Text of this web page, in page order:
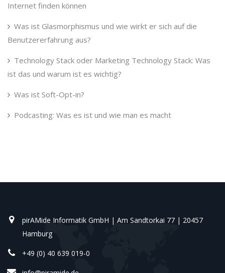
Internet finden können
Was ist Glasmorphismus und wie wirkt er sich auf die
Benutzererfahrung aus?
Technology Stack oder Marketing Technology Stack: Was
ist das und warum ist es wichtig?
Was ist Soft-Opt-in?
Podcasting: Was es ist und wie man es macht
pirAMide Informatik GmbH | Am Sandtorkai 77 | 20457
Hamburg
+49 (0) 40 639 019-0